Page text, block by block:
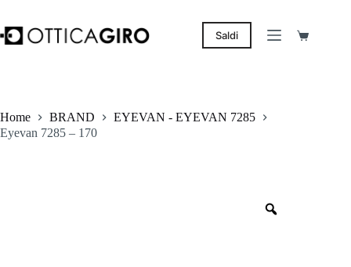
contenuto
Saldi Carrello
Home BRAND
EYEVAN - EYEVAN 7285
Eyevan 7285 – 170